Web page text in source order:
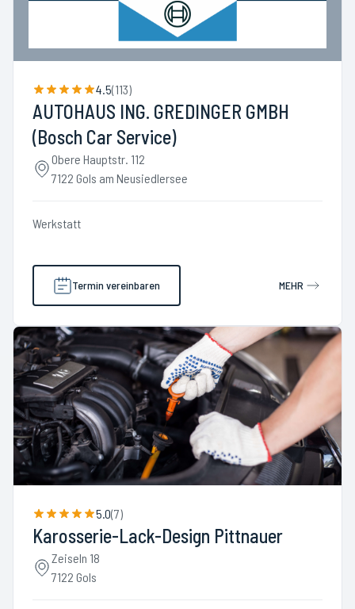
4.5(113)
AUTOHAUS ING. GREDINGER GMBH
(Bosch Car Service)
Obere Hauptstr. 112
7122 Gols am Neusiedlersee
Werkstatt
Termin vereinbaren MEHR
5.0(7)
Karosserie-Lack-Design Pittnauer
Zeiseln 18
7122 Gols